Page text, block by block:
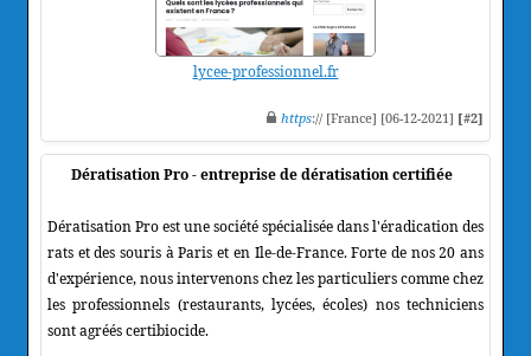
lycee-professionnel.fr
https:// [France] [06-12-2021] [#2]
Dératisation Pro - entreprise de dératisation certifiée
Dératisation Pro est une société spécialisée dans l'éradication des
rats et des souris à Paris et en Ile-de-France. Forte de nos 20 ans
d'expérience, nous intervenons chez les particuliers comme chez
les professionnels (restaurants, lycées, écoles) nos techniciens
sont agréés certibiocide.